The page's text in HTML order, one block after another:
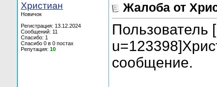
Христиан
Новичок
Регистрация: 13.12.2024
Сообщений: 11
Спасибо: 1
Спасибо 0 в 0 постах
Репутация: 10
Жалоба от
Пользователь
сообщение.